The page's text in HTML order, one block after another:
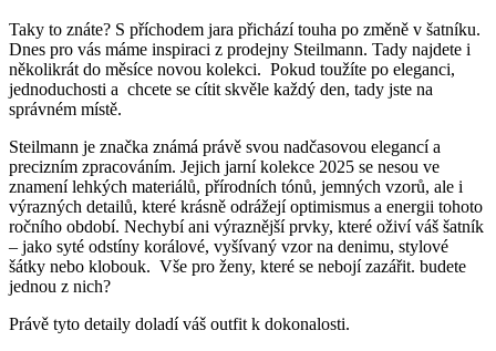
Taky to znáte? S příchodem jara přichází touha po změně v šatníku.
Dnes pro vás máme inspiraci z prodejny Steilmann. Tady najdete i
několikrát do měsíce novou kolekci. Pokud toužíte po eleganci,
jednoduchosti a chcete se cítit skvěle každý den, tady jste na
správném místě.
Steilmann je značka známá právě svou nadčasovou elegancí a
precizním zpracováním. Jejich jarní kolekce 2025 se nesou ve
znamení lehkých materiálů, přírodních tónů, jemných vzorů, ale i
výrazných detailů, které krásně odrážejí optimismus a energii tohoto
ročního období. Nechybí ani výraznější prvky, které oživí váš šatník
– jako syté odstíny korálové, vyšívaný vzor na denimu, stylové
šátky nebo klobouk. Vše pro ženy, které se nebojí zazářit. budete
jednou z nich?
Právě tyto detaily doladí váš outfit k dokonalosti.